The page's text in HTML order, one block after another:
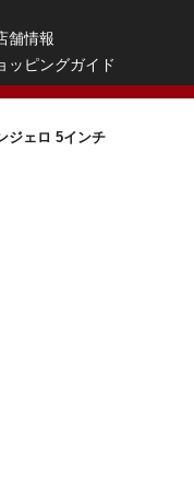
舗情報
ッピングガイド
ジェロ 5インチ